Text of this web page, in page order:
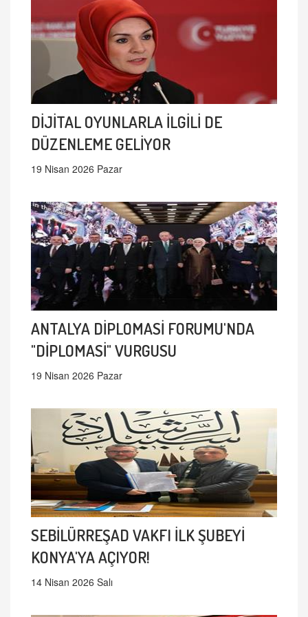
DİJİTAL OYUNLARLA İLGİLİ DE
DÜZENLEME GELİYOR
19 Nisan 2026 Pazar
ANTALYA DİPLOMASİ FORUMU'NDA
"DİPLOMASİ" VURGUSU
19 Nisan 2026 Pazar
SEBİLÜRREŞAD VAKFI İLK ŞUBEYİ
KONYA'YA AÇIYOR!
14 Nisan 2026 Salı